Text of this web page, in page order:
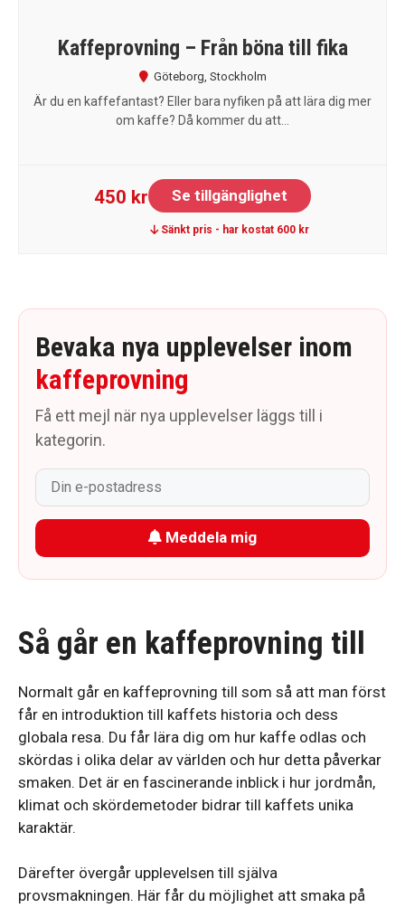
Kaffeprovning – Från böna till fika
Göteborg Stockholm
Är du en kaffefantast? Eller bara nyfiken på att lära dig mer
om kaffe? Då kommer du att...
450 kr Se tillgänglighet
Sänkt pris - har kostat 600 kr
Bevaka nya upplevelser inom
kaffeprovning
Få ett mejl när nya upplevelser läggs till i
kategorin.
Meddela mig
Så går en kaffeprovning till
Normalt går en kaffeprovning till som så att man först
får en introduktion till kaffets historia och dess
globala resa. Du får lära dig om hur kaffe odlas och
skördas i olika delar av världen och hur detta påverkar
smaken. Det är en fascinerande inblick i hur jordmån,
klimat och skördemetoder bidrar till kaffets unika
karaktär.
Därefter övergår upplevelsen till själva
provsmakningen. Här får du möjlighet att smaka på